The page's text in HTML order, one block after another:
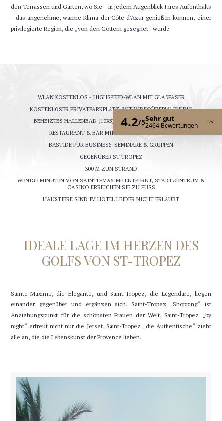
den Terrassen und Gärten, wo Sie - in jedem Augenblick Ihres Aufenthalts
- das angenehme, warme Klima der Côte d'Azur genießen können, einer
privilegierte Region, die „von den Göttern gesegnet“ wurde.
WLAN KOSTENLOS - HIGHSPEED-WLAN MIT GLASFASER
KOSTENLOSER PRIVATPARKPLATZ, MIT VIDEOÜBERWACHUNG
BEHEIZTES HALLENBAD (10X5) & SWIMMINGPOOL (200 M²)
RESTAURANT & BAR MIT SONNIGER TERRASSE
BASTIDE FÜR BUSINESS-SEMINARE & GRUPPEN
GEGENÜBER ST-TROPEZ
300 M ZUM STRAND
WENIGE MINUTEN VON SAINTE-MAXIME ENTFERNT, STADTZENTRUM &
CASINO ERREICHEN SIE ZU FUSS
HAUSTIERE SIND IM HOTEL LEIDER NICHT ERLAUBT
IDEALE LAGE IM HERZEN DES
GOLFS VON ST-TROPEZ
Sainte-Maxime, die Elegante, und Saint-Tropez, die Legendäre, liegen
einander gegenüber und ergänzen sich. Saint-Tropez „Shopping“ ist
Anziehungspunkt für die schönsten Frauen der Welt, Saint-Tropez „by
night“ erfreut nicht nur die Jetset, Saint-Tropez „die Authentische“ zieht
alle an, die die Lebenskunst der Provence lieben.